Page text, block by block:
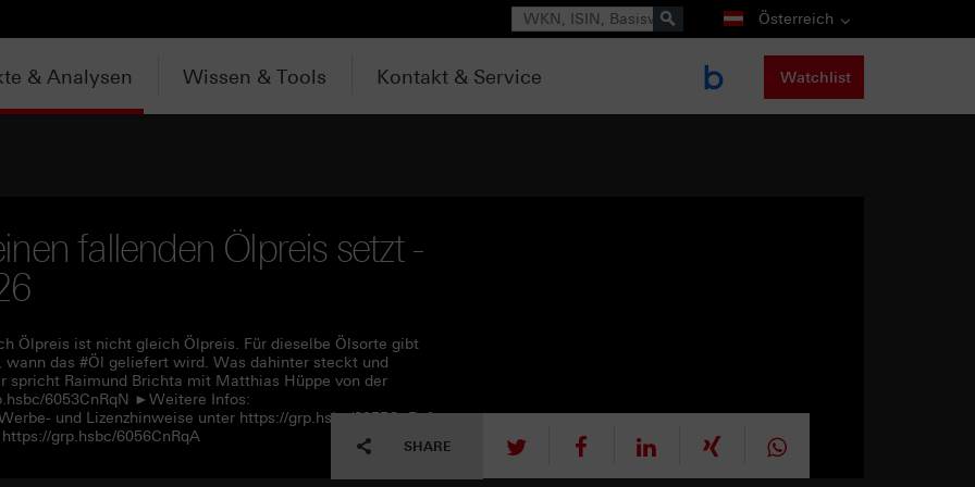
Suche Österreich
& Analysen Wissen & Tools Kontakt & Service Watchlist
fallenden Ölpreis setzt -
Ölpreis ist nicht gleich Ölpreis. Für dieselbe Ölsorte gibt
das #Öl geliefert wird. Was dahinter steckt und
spricht Raimund Brichta mit Matthias Hüppe von der
6053CnRqN ►Weitere Infos:
und Lizenzhinweise unter https://grp.hsbc/6055CnRqf
grp.hsbc/6056CnRqA
SHARE tweet mitteilen